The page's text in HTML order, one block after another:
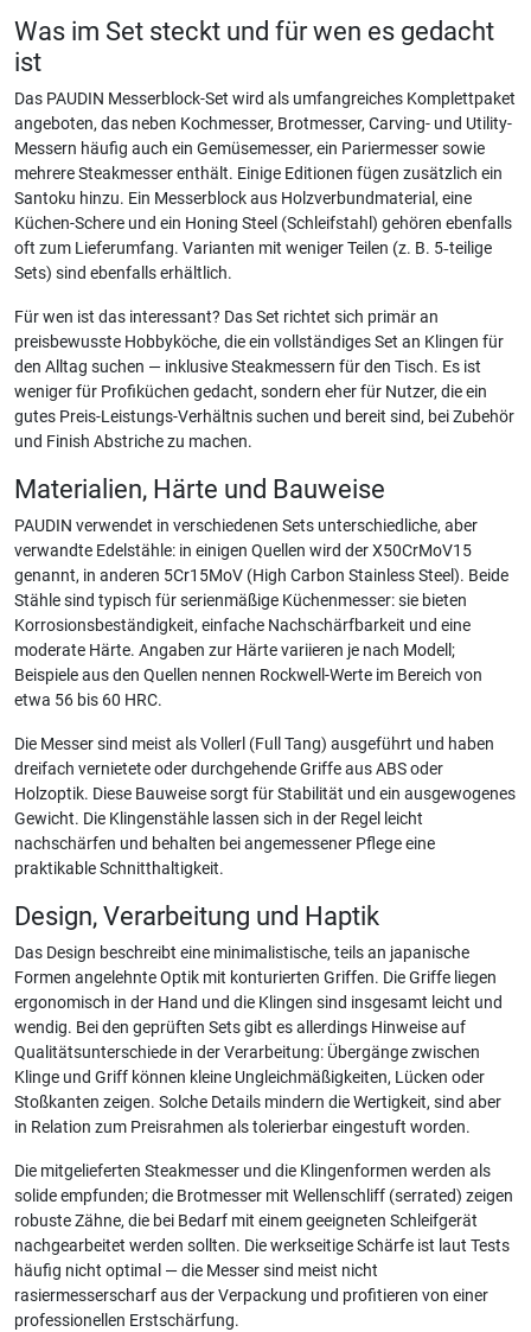
Was im Set steckt und für wen es gedacht
ist
Das PAUDIN Messerblock-Set wird als umfangreiches Komplettpaket
angeboten, das neben Kochmesser, Brotmesser, Carving- und Utility-
Messern häufig auch ein Gemüsemesser, ein Pariermesser sowie
mehrere Steakmesser enthält. Einige Editionen fügen zusätzlich ein
Santoku hinzu. Ein Messerblock aus Holzverbundmaterial, eine
Küchen-Schere und ein Honing Steel (Schleifstahl) gehören ebenfalls
oft zum Lieferumfang. Varianten mit weniger Teilen (z. B. 5‑teilige
Sets) sind ebenfalls erhältlich.
Für wen ist das interessant? Das Set richtet sich primär an
preisbewusste Hobbyköche, die ein vollständiges Set an Klingen für
den Alltag suchen — inklusive Steakmessern für den Tisch. Es ist
weniger für Profiküchen gedacht, sondern eher für Nutzer, die ein
gutes Preis-Leistungs-Verhältnis suchen und bereit sind, bei Zubehör
und Finish Abstriche zu machen.
Materialien, Härte und Bauweise
PAUDIN verwendet in verschiedenen Sets unterschiedliche, aber
verwandte Edelstähle: in einigen Quellen wird der X50CrMoV15
genannt, in anderen 5Cr15MoV (High Carbon Stainless Steel). Beide
Stähle sind typisch für serienmäßige Küchenmesser: sie bieten
Korrosionsbeständigkeit, einfache Nachschärfbarkeit und eine
moderate Härte. Angaben zur Härte variieren je nach Modell;
Beispiele aus den Quellen nennen Rockwell-Werte im Bereich von
etwa 56 bis 60 HRC.
Die Messer sind meist als Vollerl (Full Tang) ausgeführt und haben
dreifach vernietete oder durchgehende Griffe aus ABS oder
Holzoptik. Diese Bauweise sorgt für Stabilität und ein ausgewogenes
Gewicht. Die Klingenstähle lassen sich in der Regel leicht
nachschärfen und behalten bei angemessener Pflege eine
praktikable Schnitthaltigkeit.
Design, Verarbeitung und Haptik
Das Design beschreibt eine minimalistische, teils an japanische
Formen angelehnte Optik mit konturierten Griffen. Die Griffe liegen
ergonomisch in der Hand und die Klingen sind insgesamt leicht und
wendig. Bei den geprüften Sets gibt es allerdings Hinweise auf
Qualitätsunterschiede in der Verarbeitung: Übergänge zwischen
Klinge und Griff können kleine Ungleichmäßigkeiten, Lücken oder
Stoßkanten zeigen. Solche Details mindern die Wertigkeit, sind aber
in Relation zum Preisrahmen als tolerierbar eingestuft worden.
Die mitgelieferten Steakmesser und die Klingenformen werden als
solide empfunden; die Brotmesser mit Wellenschliff (serrated) zeigen
robuste Zähne, die bei Bedarf mit einem geeigneten Schleifgerät
nachgearbeitet werden sollten. Die werkseitige Schärfe ist laut Tests
häufig nicht optimal — die Messer sind meist nicht
rasiermesserscharf aus der Verpackung und profitieren von einer
professionellen Erstschärfung.